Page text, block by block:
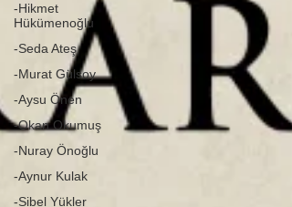
-Hikmet
Hükümenoğlu
-Seda Ateş
-Murat Gülsoy
-Aysu Önen
-Okan Okumuş
-Nuray Önoğlu
-Aynur Kulak
-Sibel Yükler